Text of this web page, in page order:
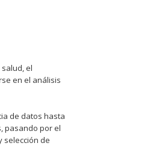
el
en el análisis
de datos hasta
pasando por el
selección de